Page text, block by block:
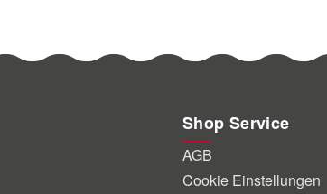
Shop Service
AGB
Cookie Einstellungen